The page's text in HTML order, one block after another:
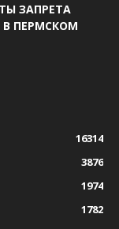
ЗАПРЕТА
ПЕРМСКОМ
16314
3876
1974
1782